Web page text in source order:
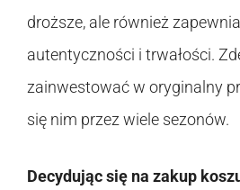
droższe, ale również
autentyczności i trwałości.
zainwestować w oryginalny
się nim przez wiele sezonów.
Decydując się na zakup